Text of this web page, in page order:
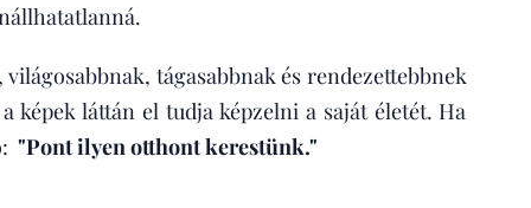
tágasabbnak és rendezettebbnek
láttán el tudja képzelni a saját életét. Ha
"Pont ilyen otthont kerestünk."